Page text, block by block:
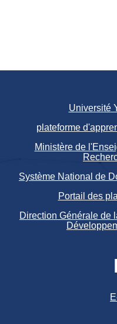
Université
plateforme
Ministère de
Système National de
Portail des
Direction Générale de